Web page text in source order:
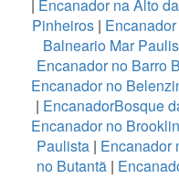
| Encanador na Alto
Pinheiros|
Balneario Mar
Encanador no Barro
Encanador no
| EncanadorBosque
Encanador no
Paulista| Encanador
no Butantã|